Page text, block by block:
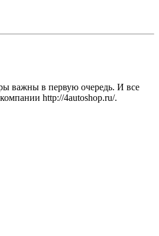
важны в первую очередь. И все
http://4autoshop.ru/.